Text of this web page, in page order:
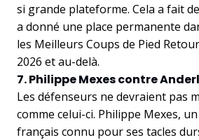
si grande plateforme. Cela a fait
a donné une place permanente
les Meilleurs Coups de Pied
2026 et au-delà.
7. Philippe Mexes contre
Les défenseurs ne devraient pas
comme celui-ci. Philippe Mexes,
français connu pour ses tacles